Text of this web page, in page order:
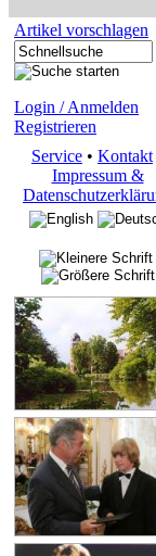
Artikel vorschlagen
Login / Anmelden
Registrieren
Service • Kontakt
Impressum &